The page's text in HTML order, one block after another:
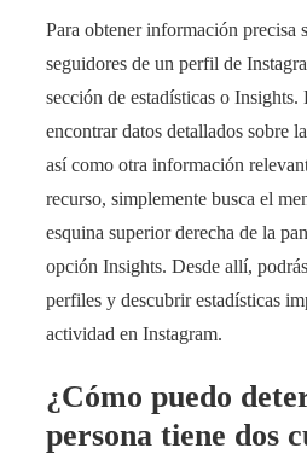
Para obtener información precisa
seguidores de un perfil de
sección de estadísticas o Insights.
encontrar datos detallados sobre
así como otra información
recurso, simplemente busca el
esquina superior derecha de la
opción Insights. Desde allí,
perfiles y descubrir estadísticas
actividad en Instagram.
¿Cómo puedo
persona tiene dos